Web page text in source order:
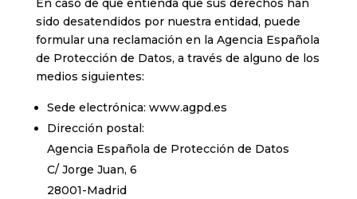
En caso de que entienda que sus derechos han
sido desatendidos por nuestra entidad, puede
formular una reclamación en la Agencia Española
de Protección de Datos, a través de alguno de los
medios siguientes:
Sede electrónica: www.agpd.es
Dirección postal:
Agencia Española de Protección de Datos
C/ Jorge Juan, 6
28001-Madrid